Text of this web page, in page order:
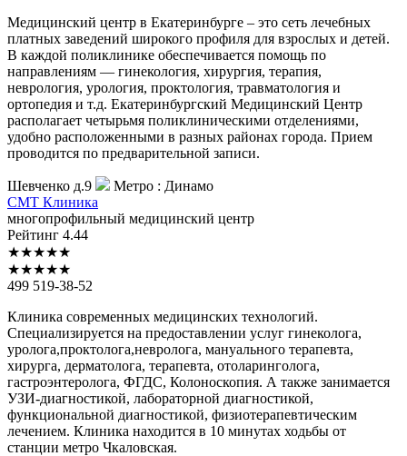
Медицинский центр в Екатеринбурге – это сеть лечебных
платных заведений широкого профиля для взрослых и детей.
В каждой поликлинике обеспечивается помощь по
направлениям — гинекология, хирургия, терапия,
неврология, урология, проктология, травматология и
ортопедия и т.д. Екатеринбургский Медицинский Центр
располагает четырьмя поликлиническими отделениями,
удобно расположенными в разных районах города. Прием
проводится по предварительной записи.
Шевченко д.9 Метро : Динамо
СМТ Клиника
многопрофильный медицинский центр
Рейтинг 4.44
★★★★★
★★★★★
499 519-38-52
Клиника современных медицинских технологий.
Специализируется на предоставлении услуг гинеколога,
уролога,проктолога,невролога, мануального терапевта,
хирурга, дерматолога, терапевта, отоларинголога,
гастроэнтеролога, ФГДС, Колоноскопия. А также занимается
УЗИ-диагностикой, лабораторной диагностикой,
функциональной диагностикой, физиотерапевтическим
лечением. Клиника находится в 10 минутах ходьбы от
станции метро Чкаловская.